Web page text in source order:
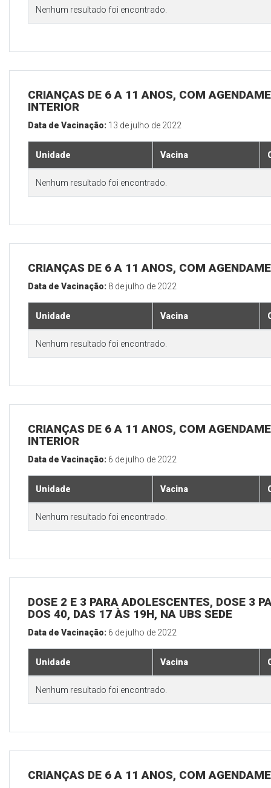
Nenhum resultado foi encontrado.
CRIANÇAS DE 6 A 11 ANOS, COM
INTERIOR
Data de Vacinação: 13 de julho de 2022
Unidade Vacina
Nenhum resultado foi encontrado.
CRIANÇAS DE 6 A 11 ANOS, COM
Data de Vacinação: 8 de julho de 2022
Unidade Vacina
Nenhum resultado foi encontrado.
CRIANÇAS DE 6 A 11 ANOS, COM
INTERIOR
Data de Vacinação: 6 de julho de 2022
Unidade Vacina
Nenhum resultado foi encontrado.
DOSE 2 E 3 PARA ADOLESCENTES, DOSE 3
DOS 40, DAS 17 ÀS 19H, NA UBS SEDE
Data de Vacinação: 6 de julho de 2022
Unidade Vacina
Nenhum resultado foi encontrado.
CRIANÇAS DE 6 A 11 ANOS, COM